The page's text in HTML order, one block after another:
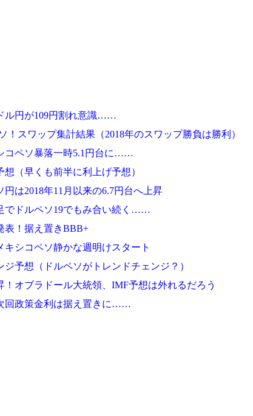
ル円が109円割れ意識……
！スワップ集計結果（2018年のスワップ勝負は勝利）
コペソ暴落一時5.1円台に……
（早くも前半に利上げ予想）
円は2018年11月以来の6.7円台へ上昇
でドルペソ19でもみ合い続く……
表！据え置きBBB+
シコペソ静かな週明けスタート
予想（ドルペソがトレンドチェンジ？）
！オブラドール大統領、IMF予想は外れるだろう
回政策金利は据え置きに……